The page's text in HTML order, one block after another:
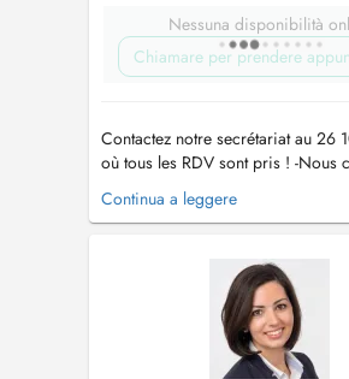
Nessuna disponibilità
Chiamare per prendere
Contactez notre secrétariat au 26
où tous les RDV sont pris ! -Nous
des enfants à partir de 2 ans. -
Covid uniquement sur RDV par
un supplément d'honoraire pour
personnelle sera demandé. -...
Continua a leggere